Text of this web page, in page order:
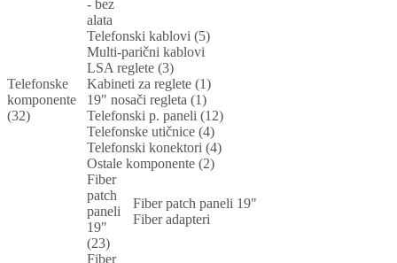
- bez
alata
Telefonske
komponente
(32)
Telefonski kablovi (5)
Multi-parični kablovi
LSA reglete (3)
Kabineti za reglete (1)
19" nosači regleta (1)
Telefonski p. paneli (12)
Telefonske utičnice (4)
Telefonski konektori (4)
Ostale komponente (2)
Fiber
patch
paneli
19"
(23)
Fiber patch paneli 19"
Fiber adapteri
Fiber